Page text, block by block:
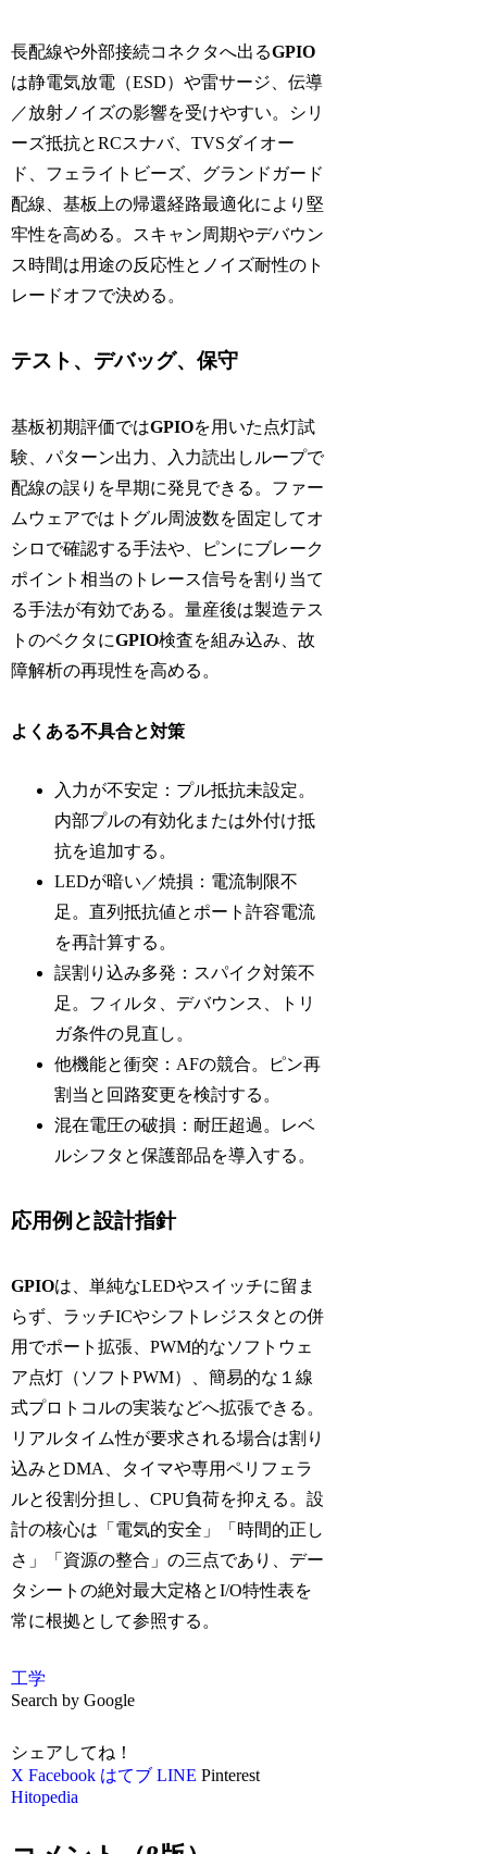
長配線や外部接続コネクタへ出るGPIO
は静電気放電（ESD）や雷サージ、伝導
／放射ノイズの影響を受けやすい。シリ
ーズ抵抗とRCスナバ、TVSダイオー
ド、フェライトビーズ、グランドガード
配線、基板上の帰還経路最適化により堅
牢性を高める。スキャン周期やデバウン
ス時間は用途の反応性とノイズ耐性のト
レードオフで決める。
テスト、デバッグ、保守
基板初期評価ではGPIOを用いた点灯試
験、パターン出力、入力読出しループで
配線の誤りを早期に発見できる。ファー
ムウェアではトグル周波数を固定してオ
シロで確認する手法や、ピンにブレーク
ポイント相当のトレース信号を割り当て
る手法が有効である。量産後は製造テス
トのベクタにGPIO検査を組み込み、故
障解析の再現性を高める。
よくある不具合と対策
入力が不安定：プル抵抗未設定。
内部プルの有効化または外付け抵
抗を追加する。
LEDが暗い／焼損：電流制限不
足。直列抵抗値とポート許容電流
を再計算する。
誤割り込み多発：スパイク対策不
足。フィルタ、デバウンス、トリ
ガ条件の見直し。
他機能と衝突：AFの競合。ピン再
割当と回路変更を検討する。
混在電圧の破損：耐圧超過。レベ
ルシフタと保護部品を導入する。
応用例と設計指針
GPIOは、単純なLEDやスイッチに留ま
らず、ラッチICやシフトレジスタとの併
用でポート拡張、PWM的なソフトウェ
ア点灯（ソフトPWM）、簡易的な１線
式プロトコルの実装などへ拡張できる。
リアルタイム性が要求される場合は割り
込みとDMA、タイマや専用ペリフェラ
ルと役割分担し、CPU負荷を抑える。設
計の核心は「電気的安全」「時間的正し
さ」「資源の整合」の三点であり、デー
タシートの絶対最大定格とI/O特性表を
常に根拠として参照する。
工学
Search by Google
シェアしてね！
X Facebook はてブ LINE Pinterest
Hitopedia